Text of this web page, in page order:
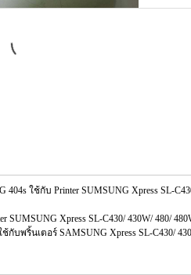
ใช้กับ Printer SUMSUNG Xpress SL-
SUMSUNG Xpress SL-C430/ 430W/
บพริ้นเตอร์ SAMSUNG Xpress SL-C430/